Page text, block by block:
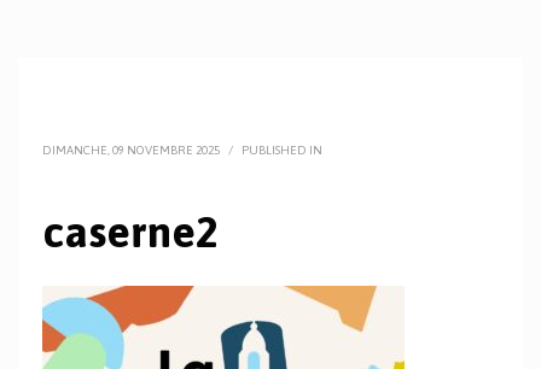
DIMANCHE, 09 NOVEMBRE 2025 / PUBLISHED IN
caserne2